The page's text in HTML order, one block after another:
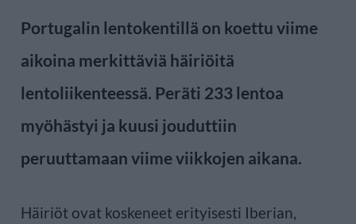
Portugalin lentokentillä on koettu viime
aikoina merkittäviä häiriöitä
lentoliikenteessä. Peräti 233 lentoa
myöhästyi ja kuusi jouduttiin
peruuttamaan viime viikkojen aikana.
Häiriöt ovat koskeneet erityisesti Iberian,